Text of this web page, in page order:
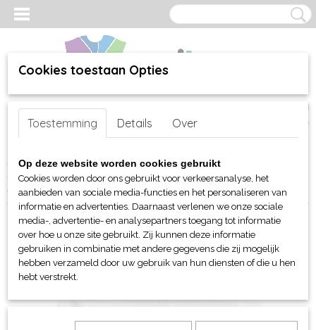
Inloggen Registreren
(0)
Home >webshop>Per merk >Clique >Voor hem en unisex
Sweaters en sweatshirts> Clique Basic Active sweater half zip
unisex
Cookies toestaan Opties
Toestemming Details Over
Op deze website worden cookies gebruikt
Cookies worden door ons gebruikt voor verkeersanalyse, het
aanbieden van sociale media-functies en het personaliseren van
informatie en advertenties. Daarnaast verlenen we onze sociale
media-, advertentie- en analysepartners toegang tot informatie
over hoe u onze site gebruikt. Zij kunnen deze informatie
gebruiken in combinatie met andere gegevens die zij mogelijk
hebben verzameld door uw gebruik van hun diensten of die u hen
hebt verstrekt.